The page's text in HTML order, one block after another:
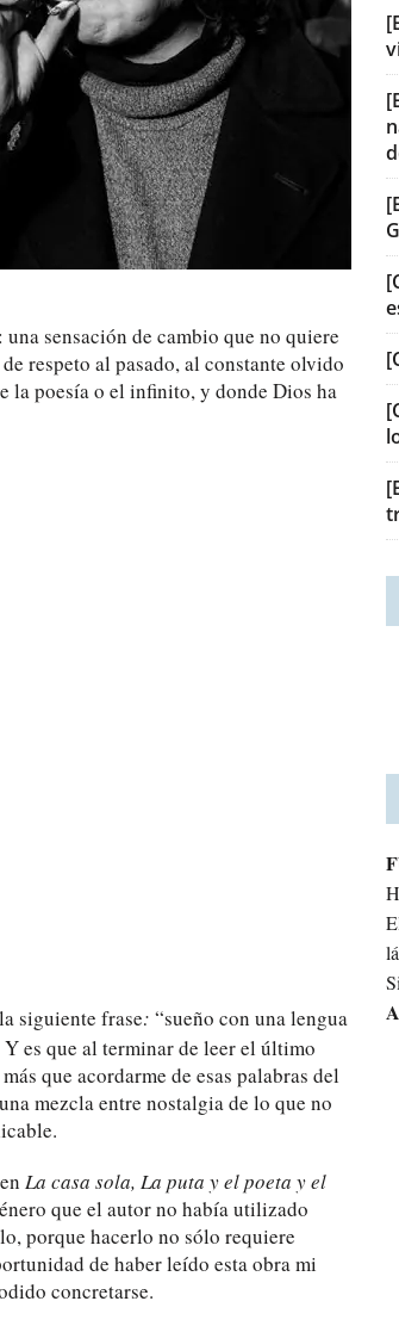
sensación de cambio que no quiere
respeto al pasado, al constante olvido
la poesía o el infinito, y donde Dios ha
siguiente frase: “sueño con una lengua
es que al terminar de leer el último
que acordarme de esas palabras del
mezcla entre nostalgia de lo que no
La casa sola, La puta y el poeta y el
que el autor no había utilizado
porque hacerlo no sólo requiere
de haber leído esta obra mi
concretarse.